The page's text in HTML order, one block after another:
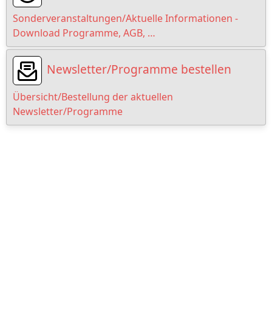
Sonderveranstaltungen/Aktuelle Informationen -
Download Programme, AGB, …
Newsletter/Programme bestellen
Übersicht/Bestellung der aktuellen
Newsletter/Programme